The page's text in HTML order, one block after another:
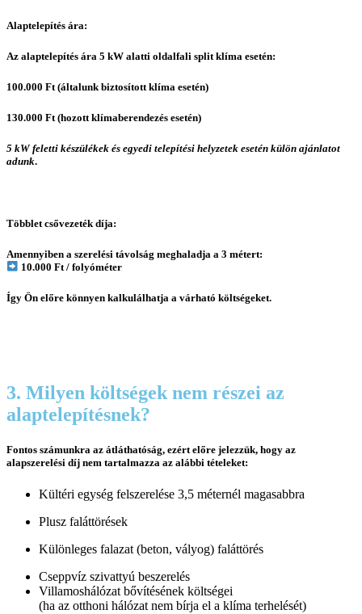
Alaptelepítés ára:
Az alaptelepítés ára 5 kW alatti oldalfali split klíma esetén:
100.000 Ft (általunk biztosított klíma esetén)
130.000 Ft (hozott klímaberendezés esetén)
5 kW feletti készülékek és egyedi telepítési helyzetek esetén külön ajánlatot
adunk.
Többlet csővezeték díja:
Amennyiben a szerelési távolság meghaladja a 3 métert:
10.000 Ft / folyóméter
Így Ön előre könnyen kalkulálhatja a várható költségeket.
3. Milyen költségek nem részei az
alaptelepítésnek?
Fontos számunkra az átláthatóság, ezért előre jelezzük, hogy az
alapszerelési díj nem tartalmazza az alábbi tételeket:
Kültéri egység felszerelése 3,5 méternél magasabbra
Plusz faláttörések
Különleges falazat (beton, vályog) faláttörés
Cseppvíz szivattyú beszerelés
Villamoshálózat bővítésének költségei
(ha az otthoni hálózat nem bírja el a klíma terhelését)